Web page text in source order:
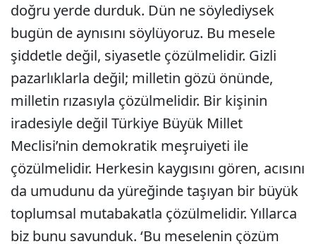
doğru yerde durduk. Dün ne söylediysek
bugün de aynısını söylüyoruz. Bu mesele
şiddetle değil, siyasetle çözülmelidir. Gizli
pazarlıklarla değil; milletin gözü önünde,
milletin rızasıyla çözülmelidir. Bir kişinin
iradesiyle değil Türkiye Büyük Millet
Meclisi’nin demokratik meşruiyeti ile
çözülmelidir. Herkesin kaygısını gören, acısını
da umudunu da yüreğinde taşıyan bir büyük
toplumsal mutabakatla çözülmelidir. Yıllarca
biz bunu savunduk. ‘Bu meselenin çözüm